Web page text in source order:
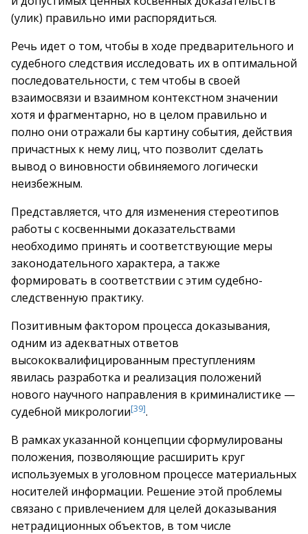
(улик) правильно ими распорядиться.
Речь идет о том, чтобы в ходе предварительного и
судебного следствия исследовать их в оптимальной
последовательности, с тем чтобы в своей
взаимосвязи и взаимном контекстном значении
хотя и фрагментарно, но в целом правильно и
полно они отражали бы картину события, действия
причастных к нему лиц, что позволит сделать
вывод о виновности обвиняемого логически
неизбежным.
Представляется, что для изменения стереотипов
работы с косвенными доказательствами
необходимо принять и соответствующие меры
законодательного характера, а также
формировать в соответствии с этим судебно-
следственную практику.
Позитивным фактором процесса доказывания,
одним из адекватных ответов
высококвалифицированным преступлениям
явилась разработка и реализация положений
нового научного направления в криминалистике —
судебной микрологии[39].
В рамках указанной концепции сформулированы
положения, позволяющие расширить круг
используемых в уголовном процессе материальных
носителей информации. Решение этой проблемы
связано с привлечением для целей доказывания
нетрадиционных объектов, в том числе